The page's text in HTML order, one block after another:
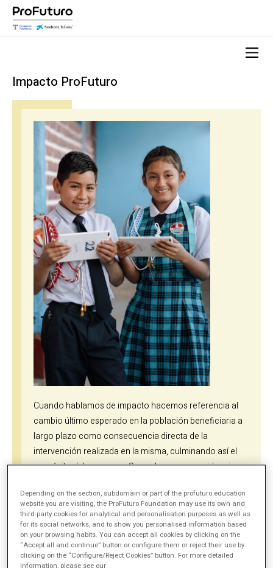
Impacto ProFuturo
Cuando hablamos de impacto hacemos referencia al
cambio último esperado en la población beneficiaria a
largo plazo como consecuencia directa de la
intervención realizada en la misma, culminando así el
propósito del programa. Sin embargo, una evidencia
medio o largo plazo como consecuencia de las
actividades que se están llevando a cabo en la
intervención.
Depending on the section, subdomain or part of the profuturo.education
website you are visiting, the ProFuturo Foundation may use its own and
third-party cookies for analytical and personalisation purposes as well as
for its social networks, and to show you personalised information based
on your browsing habits. You can accept all cookies by clicking on the
“Accept all and continue” button or configure them or reject their use by
clicking on the “Configure/Reject Cookies” button. For more detailed